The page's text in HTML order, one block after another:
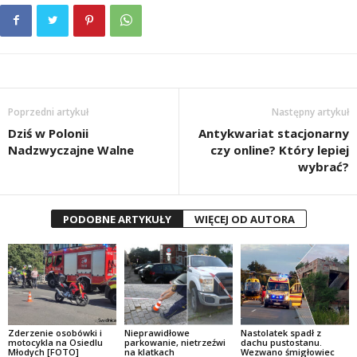
Poprzedni artykuł
Dziś w Polonii
Nadzwyczajne Walne
Następny artykuł
Antykwariat stacjonarny
czy online? Który lepiej
wybrać?
PODOBNE ARTYKUŁY WIĘCEJ OD AUTORA
Zderzenie osobówki i
motocykla na Osiedlu
Młodych [FOTO]
Nieprawidłowe
parkowanie, nietrzeźwi
na klatkach
Nastolatek spadł z
dachu pustostanu.
Wezwano śmigłowiec